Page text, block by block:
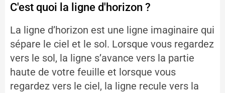
C'est quoi la ligne d'horizon ?
La ligne d’horizon est une ligne imaginaire qui
sépare le ciel et le sol. Lorsque vous regardez
vers le sol, la ligne s’avance vers la partie
haute de votre feuille et lorsque vous
regardez vers le ciel, la ligne recule vers la